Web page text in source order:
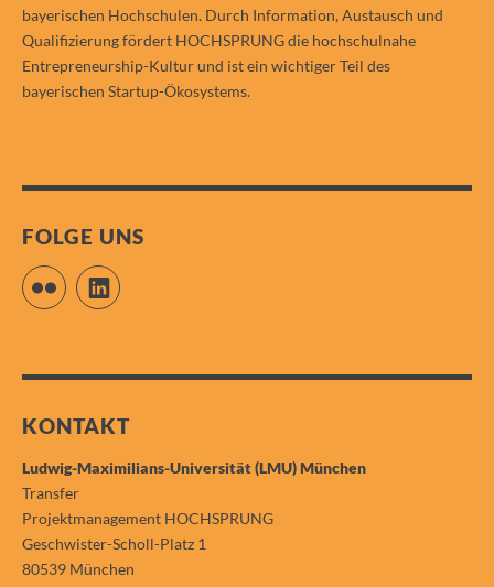
bayerischen Hochschulen. Durch Information, Austausch und
Qualifizierung fördert HOCHSPRUNG die hochschulnahe
Entrepreneurship-Kultur und ist ein wichtiger Teil des
bayerischen Startup-Ökosystems.
FOLGE UNS
Flickr LinkedIn
KONTAKT
Ludwig-Maximilians-Universität (LMU) München
Transfer
Projektmanagement HOCHSPRUNG
Geschwister-Scholl-Platz 1
80539 München